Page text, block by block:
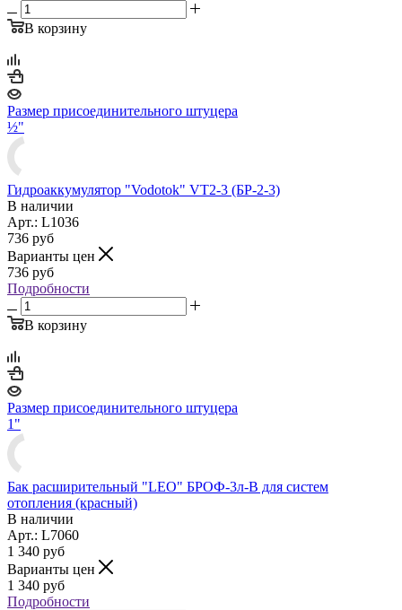
В корзину
Размер присоединительного штуцера
½"
Гидроаккумулятор "Vodotok" VT2-3 (БР-2-3)
В наличии
Арт.: L1036
736 руб
Варианты цен
736 руб
Подробности
В корзину
Размер присоединительного штуцера
1"
Бак расширительный "LEO" БРОФ-3л-В для систем
отопления (красный)
В наличии
Арт.: L7060
1 340 руб
Варианты цен
1 340 руб
Подробности